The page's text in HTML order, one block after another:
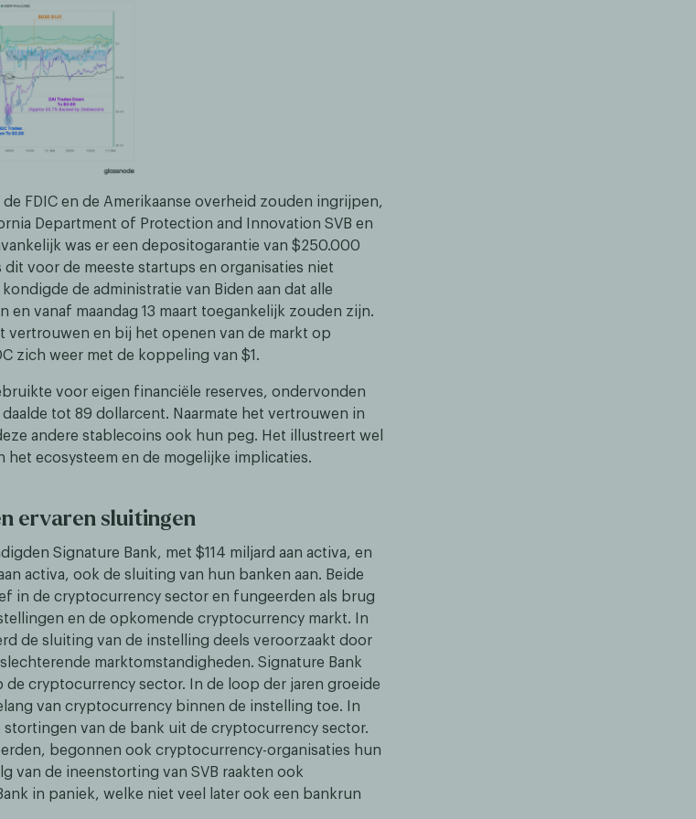
FDIC en de Amerikaanse overheid zouden ingrijpen,
Department of Protection and Innovation SVB en
was er een depositogarantie van $250.000
voor de meeste startups en organisaties niet
de administratie van Biden aan dat alle
vanaf maandag 13 maart toegankelijk zouden zijn.
vertrouwen en bij het openen van de markt op
zich weer met de koppeling van $1.
voor eigen financiële reserves, ondervonden
tot 89 dollarcent. Naarmate het vertrouwen in
andere stablecoins ook hun peg. Het illustreert wel
ecosysteem en de mogelijke implicaties.
ervaren sluitingen
Signature Bank, met $114 miljard aan activa, en
activa, ook de sluiting van hun banken aan. Beide
in de cryptocurrency sector en fungeerden als brug
en de opkomende cryptocurrency markt. In
de sluiting van de instelling deels veroorzaakt door
marktomstandigheden. Signature Bank
de cryptocurrency sector. In de loop der jaren groeide
van cryptocurrency binnen de instelling toe. In
stortingen van de bank uit de cryptocurrency sector.
begonnen ook cryptocurrency-organisaties hun
van de ineenstorting van SVB raakten ook
in paniek, welke niet veel later ook een bankrun